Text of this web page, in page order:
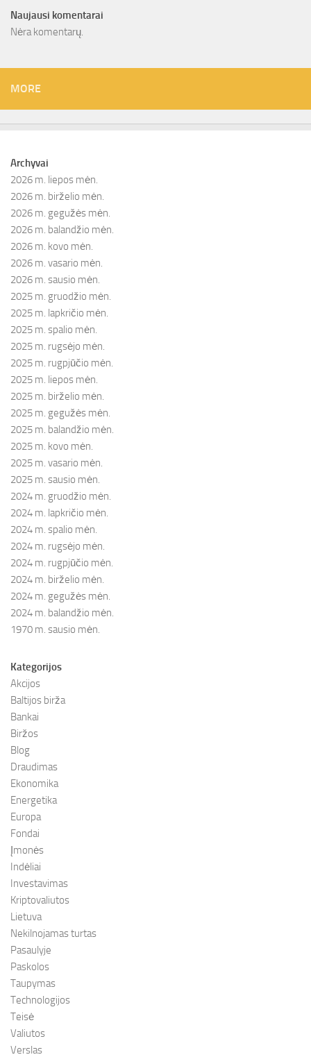
Naujausi komentarai
Nėra komentarų.
MORE
Archyvai
2026 m. liepos mėn.
2026 m. birželio mėn.
2026 m. gegužės mėn.
2026 m. balandžio mėn.
2026 m. kovo mėn.
2026 m. vasario mėn.
2026 m. sausio mėn.
2025 m. gruodžio mėn.
2025 m. lapkričio mėn.
2025 m. spalio mėn.
2025 m. rugsėjo mėn.
2025 m. rugpjūčio mėn.
2025 m. liepos mėn.
2025 m. birželio mėn.
2025 m. gegužės mėn.
2025 m. balandžio mėn.
2025 m. kovo mėn.
2025 m. vasario mėn.
2025 m. sausio mėn.
2024 m. gruodžio mėn.
2024 m. lapkričio mėn.
2024 m. spalio mėn.
2024 m. rugsėjo mėn.
2024 m. rugpjūčio mėn.
2024 m. birželio mėn.
2024 m. gegužės mėn.
2024 m. balandžio mėn.
1970 m. sausio mėn.
Kategorijos
Akcijos
Baltijos birža
Bankai
Biržos
Blog
Draudimas
Ekonomika
Energetika
Europa
Fondai
Įmonės
Indėliai
Investavimas
Kriptovaliutos
Lietuva
Nekilnojamas turtas
Pasaulyje
Paskolos
Taupymas
Technologijos
Teisė
Valiutos
Verslas